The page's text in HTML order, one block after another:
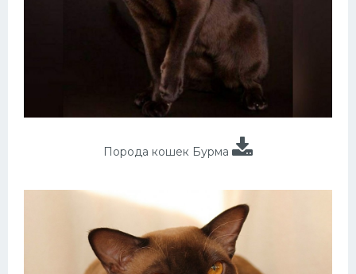
Порода кошек Бурма